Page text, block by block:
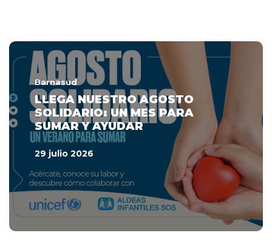
Barnasud
LLEGA NUESTRO AGOSTO
SOLIDARIO: UN MES PARA
SUMAR Y AYUDAR
29 julio 2026